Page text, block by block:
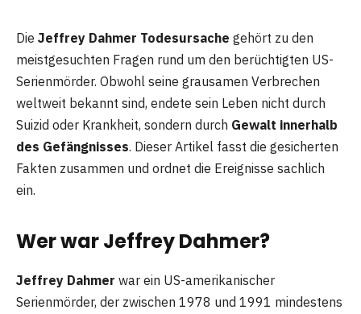
Die Jeffrey Dahmer Todesursache gehört zu den
meistgesuchten Fragen rund um den berüchtigten US-
Serienmörder. Obwohl seine grausamen Verbrechen
weltweit bekannt sind, endete sein Leben nicht durch
Suizid oder Krankheit, sondern durch Gewalt innerhalb
des Gefängnisses. Dieser Artikel fasst die gesicherten
Fakten zusammen und ordnet die Ereignisse sachlich
ein.
Wer war Jeffrey Dahmer?
Jeffrey Dahmer war ein US-amerikanischer
Serienmörder, der zwischen 1978 und 1991 mindestens